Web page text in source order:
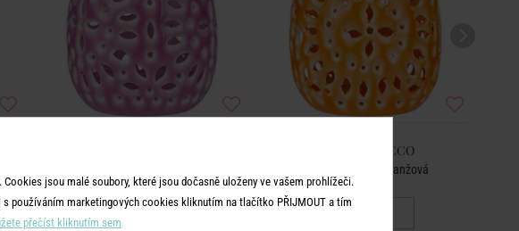
229 Kč
BLUE MAROCCO
Lucerna 11 cm - oranžová
jsou malé soubory, které jsou dočasně uloženy ve vašem prohlížeči.
používáním marketingových cookies kliknutím na tlačítko PŘIJMOUT a tím
přečíst kliknutím sem